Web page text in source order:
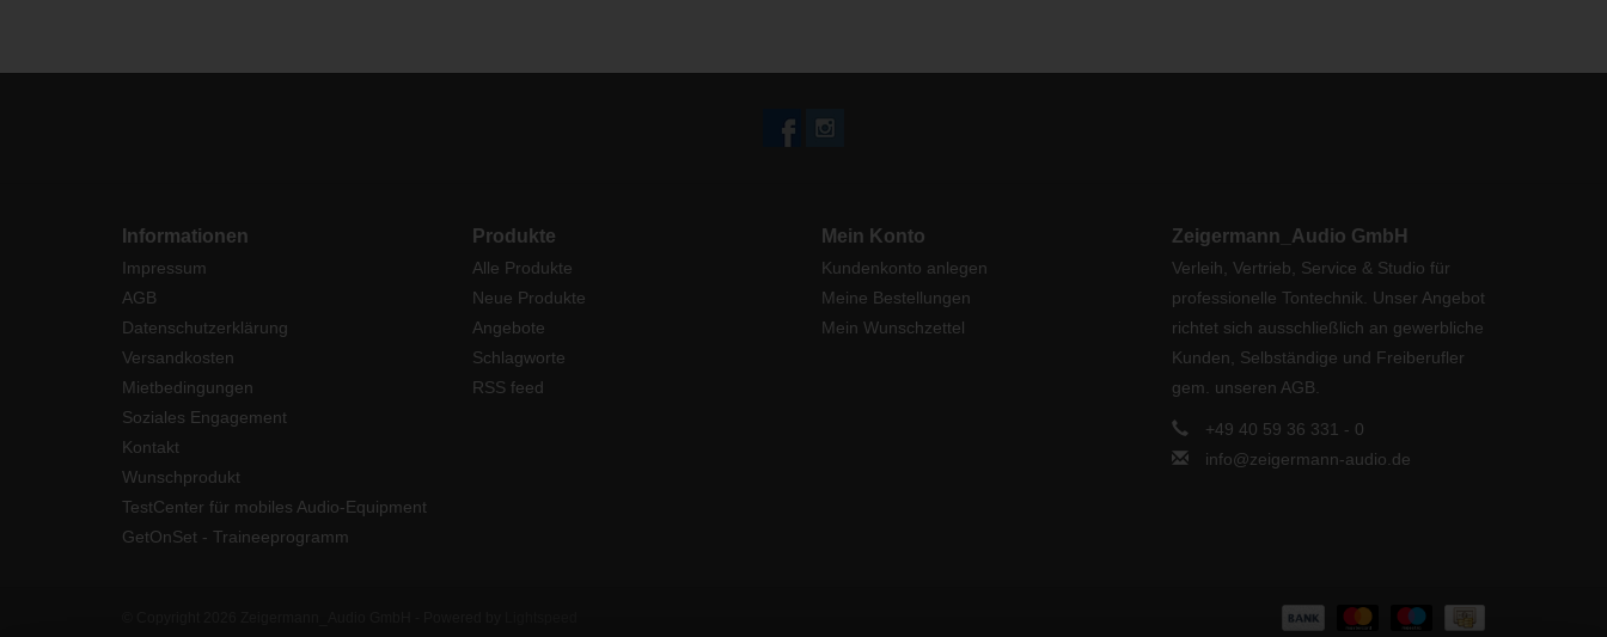
Informationen
Impressum
AGB
Datenschutzerklärung
Versandkosten
Mietbedingungen
Soziales Engagement
Kontakt
Wunschprodukt
TestCenter für mobiles Audio-Equipment
GetOnSet - Traineeprogramm
Produkte
Alle Produkte
Neue Produkte
Angebote
Schlagworte
RSS feed
Mein Konto
Kundenkonto anlegen
Meine Bestellungen
Mein Wunschzettel
Zeigermann_Audio GmbH
Verleih, Vertrieb, Service & Studio für
professionelle Tontechnik. Unser Angebot
richtet sich ausschließlich an gewerbliche
Kunden, Selbständige und Freiberufler
gem. unseren AGB.
+49 40 59 36 331 - 0
info@zeigermann-audio.de